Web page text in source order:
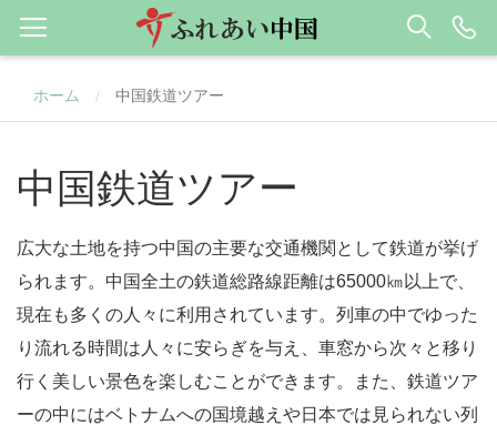
ホーム / 中国鉄道ツアー
中国鉄道ツアー
広大な土地を持つ中国の主要な交通機関として鉄道が挙げ
られます。中国全土の鉄道総路線距離は65000㎞以上で、
現在も多くの人々に利用されています。列車の中でゆった
り流れる時間は人々に安らぎを与え、車窓から次々と移り
行く美しい景色を楽しむことができます。また、鉄道ツア
ーの中にはベトナムへの国境越えや日本では見られない列